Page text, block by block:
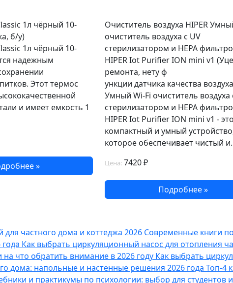
1л чёрный 10-
б/у)
1л чёрный 10-
надежным
Этот термос
и имеет емкость 1
»
Очиститель воздуха HIPER
очиститель воздуха с UV
стерилизатором и HEPA
HIPER Iot Purifier ION mini v1
ремонта, нету ф
ункции датчика качества
Умный Wi-Fi очиститель воздуха
стерилизатором и HEPA
HIPER Iot Purifier ION mini v1 - это
компактный и умный
которое обеспечивает чистый
Цена: 7420 ₽
Подробнее »
частного дома и коттеджа 2026 Современные книги
Как выбрать циркуляционный насос для отопления
что обратить внимание в 2026 году Как выбрать
дома: напольные и настенные решения 2026 года Топ-4
и практикумы по психологии: выбор для студентов